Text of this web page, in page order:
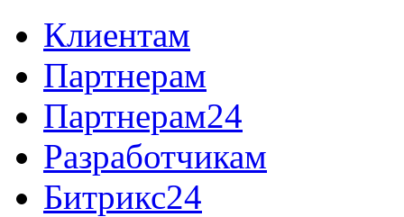
Клиентам
Партнерам
Партнерам24
Разработчикам
Битрикс24